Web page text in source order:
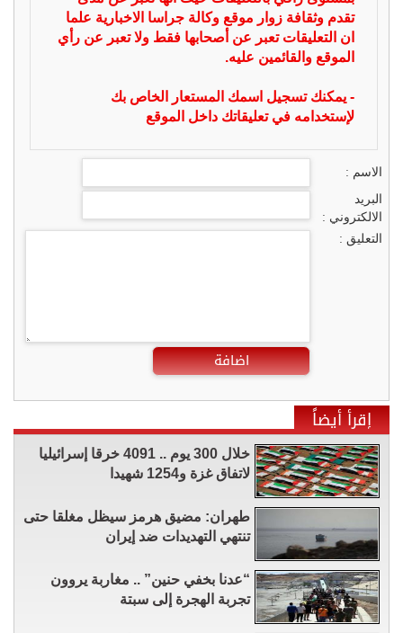
تقدم وثقافة زوار موقع وكالة جراسا الاخبارية علما
ان التعليقات تعبر عن أصحابها فقط ولا تعبر عن رأي
الموقع والقائمين عليه.
- يمكنك تسجيل اسمك المستعار الخاص بك
لإستخدامه في تعليقاتك داخل الموقع
الاسم :
البريد
الالكتروني :
التعليق :
اضافة
إقرأ أيضاً
خلال 300 يوم .. 4091 خرقا إسرائيليا
لاتفاق غزة و1254 شهيدا
طهران: مضيق هرمز سيظل مغلقا حتى
تنتهي التهديدات ضد إيران
“عدنا بخفي حنين” .. مغاربة يروون
تجربة الهجرة إلى سبتة